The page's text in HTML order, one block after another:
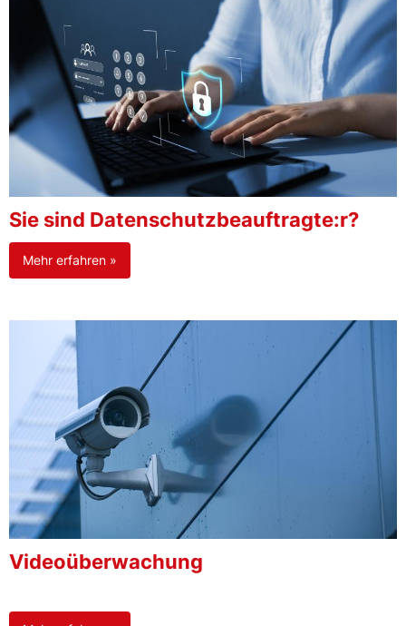
Sie sind Datenschutzbeauftragte:r?
Mehr erfahren »
Videoüberwachung